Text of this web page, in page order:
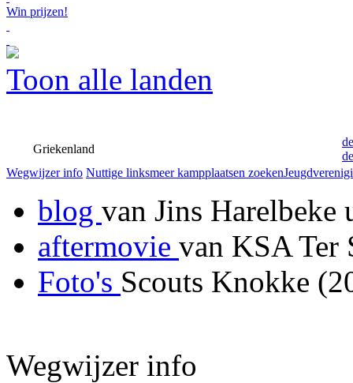
Win prijzen!
Toon alle landen
Griekenland
Wegwijzer info Nuttige linksmeer kampplaatsen zoeken
blog van Jins Harelbeke
aftermovie van KSA Ter
Foto's Scouts Knokke
Wegwijzer info